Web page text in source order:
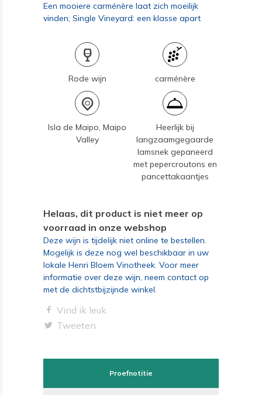
Een mooiere carménère laat zich moeilijk
vinden; Single Vineyard: een klasse apart
Rode wijn carménère
Isla de Maipo, Maipo
Valley
Heerlijk bij
langzaamgegaarde
lamsnek gepaneerd
met pepercroutons en
pancettakaantjes
Helaas, dit product is niet meer op
voorraad in onze webshop
Deze wijn is tijdelijk niet online te bestellen.
Mogelijk is deze nog wel beschikbaar in uw
lokale Henri Bloem Vinotheek. Voor meer
informatie over deze wijn, neem contact op
met de dichtstbijzijnde winkel.
Vind ik leuk
Tweeten
Proefnotitie